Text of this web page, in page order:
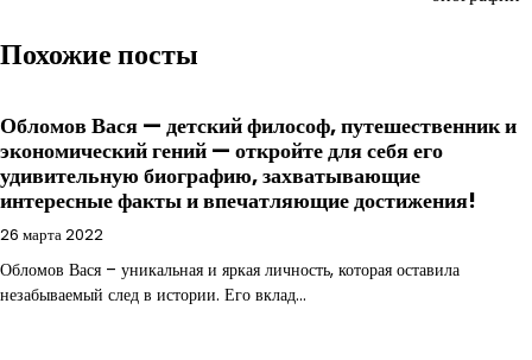
Похожие посты
Обломов Вася — детский философ, путешественник и
экономический гений — откройте для себя его
удивительную биографию, захватывающие
интересные факты и впечатляющие достижения!
26 марта 2022
Обломов Вася – уникальная и яркая личность, которая оставила
незабываемый след в истории. Его вклад…